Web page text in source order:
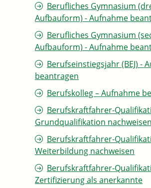
Berufliches Gymnasium
Aufbauform) - Aufnahme
Berufliches Gymnasium
Aufbauform) - Aufnahme
Berufseinstiegsjahr (BEJ) -
beantragen
Berufskolleg – Aufnahme
Berufskraftfahrer-
Grundqualifikation nachweisen
Berufskraftfahrer-
Weiterbildung nachweisen
Berufskraftfahrer-
Zertifizierung als anerkannte